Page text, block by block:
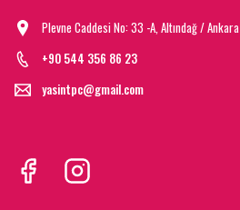
Plevne Caddesi No: 33 -A, Altındağ / Ankara
+90 544 356 86 23
yasintpc@gmail.com